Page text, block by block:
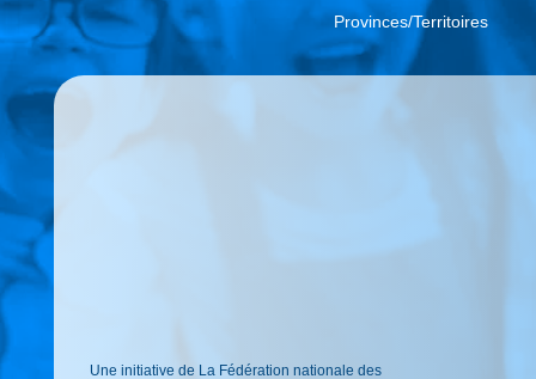
Provinces/Territoires
Une initiative de La Fédération nationale des